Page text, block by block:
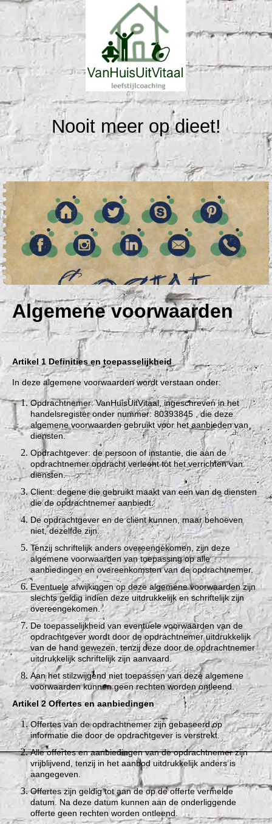
Nooit meer op dieet!
Algemene voorwaarden
Artikel 1 Definities en toepasselijkheid
In deze algemene voorwaarden wordt verstaan onder:
Opdrachtnemer: VanHuisUitVitaal, ingeschreven in het
handelsregister onder nummer: 80393845 , die deze
algemene voorwaarden gebruikt voor het aanbieden van
diensten.
Opdrachtgever: de persoon of instantie, die aan de
opdrachtnemer opdracht verleent tot het verrichten van
diensten.
Client: degene die gebruikt maakt van een van de diensten
die de opdrachtnemer aanbiedt.
De opdrachtgever en de cliënt kunnen, maar behoeven
niet, dezelfde zijn.
Tenzij schriftelijk anders overeengekomen, zijn deze
algemene voorwaarden van toepassing op alle
aanbiedingen en overeenkomsten van de opdrachtnemer.
Eventuele afwijkingen op deze algemene voorwaarden zijn
slechts geldig indien deze uitdrukkelijk en schriftelijk zijn
overeengekomen.
De toepasselijkheid van eventuele voorwaarden van de
opdrachtgever wordt door de opdrachtnemer uitdrukkelijk
van de hand gewezen, tenzij deze door de opdrachtnemer
uitdrukkelijk schriftelijk zijn aanvaard.
Aan het stilzwijgend niet toepassen van deze algemene
voorwaarden kunnen geen rechten worden ontleend.
Artikel 2 Offertes en aanbiedingen
Offertes van de opdrachtnemer zijn gebaseerd op
informatie die door de opdrachtgever is verstrekt.
Alle offertes en aanbiedingen van de opdrachtnemer zijn
vrijblijvend, tenzij in het aanbod uitdrukkelijk anders is
aangegeven.
Offertes zijn geldig tot aan de op de offerte vermelde
datum. Na deze datum kunnen aan de onderliggende
offerte geen rechten worden ontleend.